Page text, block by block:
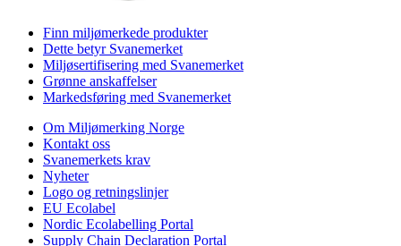
Finn miljømerkede produkter
Dette betyr Svanemerket
Miljøsertifisering med Svanemerket
Grønne anskaffelser
Markedsføring med Svanemerket
Om Miljømerking Norge
Kontakt oss
Svanemerkets krav
Nyheter
Logo og retningslinjer
EU Ecolabel
Nordic Ecolabelling Portal
Supply Chain Declaration Portal